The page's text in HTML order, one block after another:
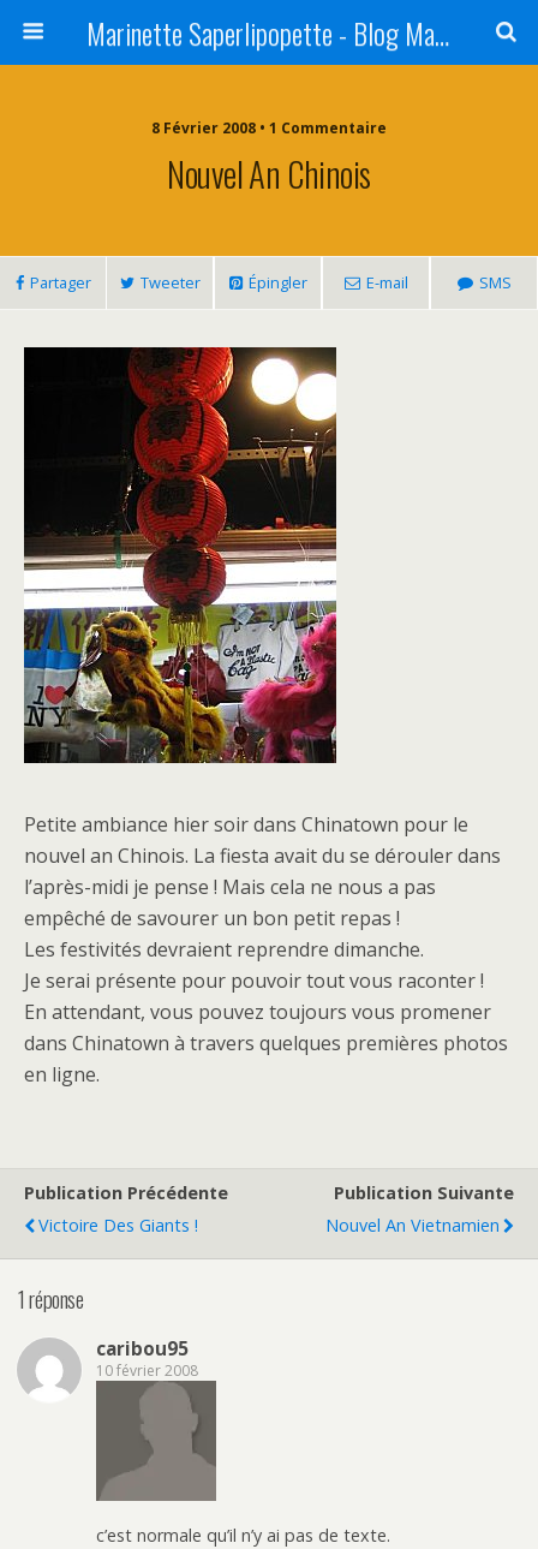
Marinette Saperlipopette - Blog Maman Angers Lifestyle - Ex Expat Montréal
8 Février 2008 • 1 Commentaire
Nouvel An Chinois
Partager Tweeter Épingler E-mail SMS
Petite ambiance hier soir dans Chinatown pour le
nouvel an Chinois. La fiesta avait du se dérouler dans
l’après-midi je pense ! Mais cela ne nous a pas
empêché de savourer un bon petit repas !
Les festivités devraient reprendre dimanche.
Je serai présente pour pouvoir tout vous raconter !
En attendant, vous pouvez toujours vous promener
dans Chinatown à travers quelques premières photos
en ligne.
Publication Précédente
Victoire Des Giants !
Publication Suivante
Nouvel An Vietnamien
1 réponse
caribou95
10 février 2008
c’est normale qu’il n’y ai pas de texte.